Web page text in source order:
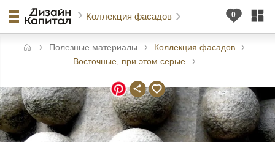
Коллекция фасадов
Полезные материалы
Коллекция фасадов
Восточные, при этом серые